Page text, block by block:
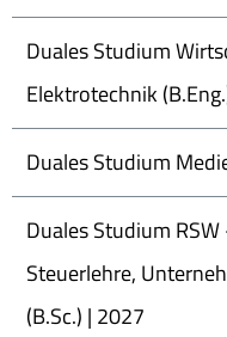
Duales Studium
Elektrotechnik
Duales Studium
Duales Studium
Steuerlehre,
(B.Sc.) | 2027